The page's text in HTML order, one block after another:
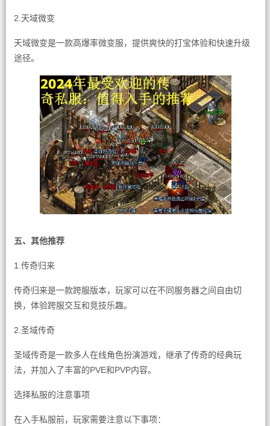
2.天域微变
天域微变是一款高爆率微变服，提供爽快的打宝体验和快速升级
途径。
五、其他推荐
1.传奇归来
传奇归来是一款跨服版本，玩家可以在不同服务器之间自由切
换，体验跨服交互和竞技乐趣。
2.圣域传奇
圣域传奇是一款多人在线角色扮演游戏，继承了传奇的经典玩
法，并加入了丰富的PVE和PVP内容。
选择私服的注意事项
在入手私服前，玩家需要注意以下事项：